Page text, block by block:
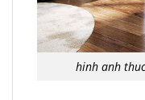
hinh anh